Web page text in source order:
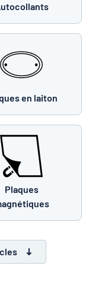
en laiton
Plaques